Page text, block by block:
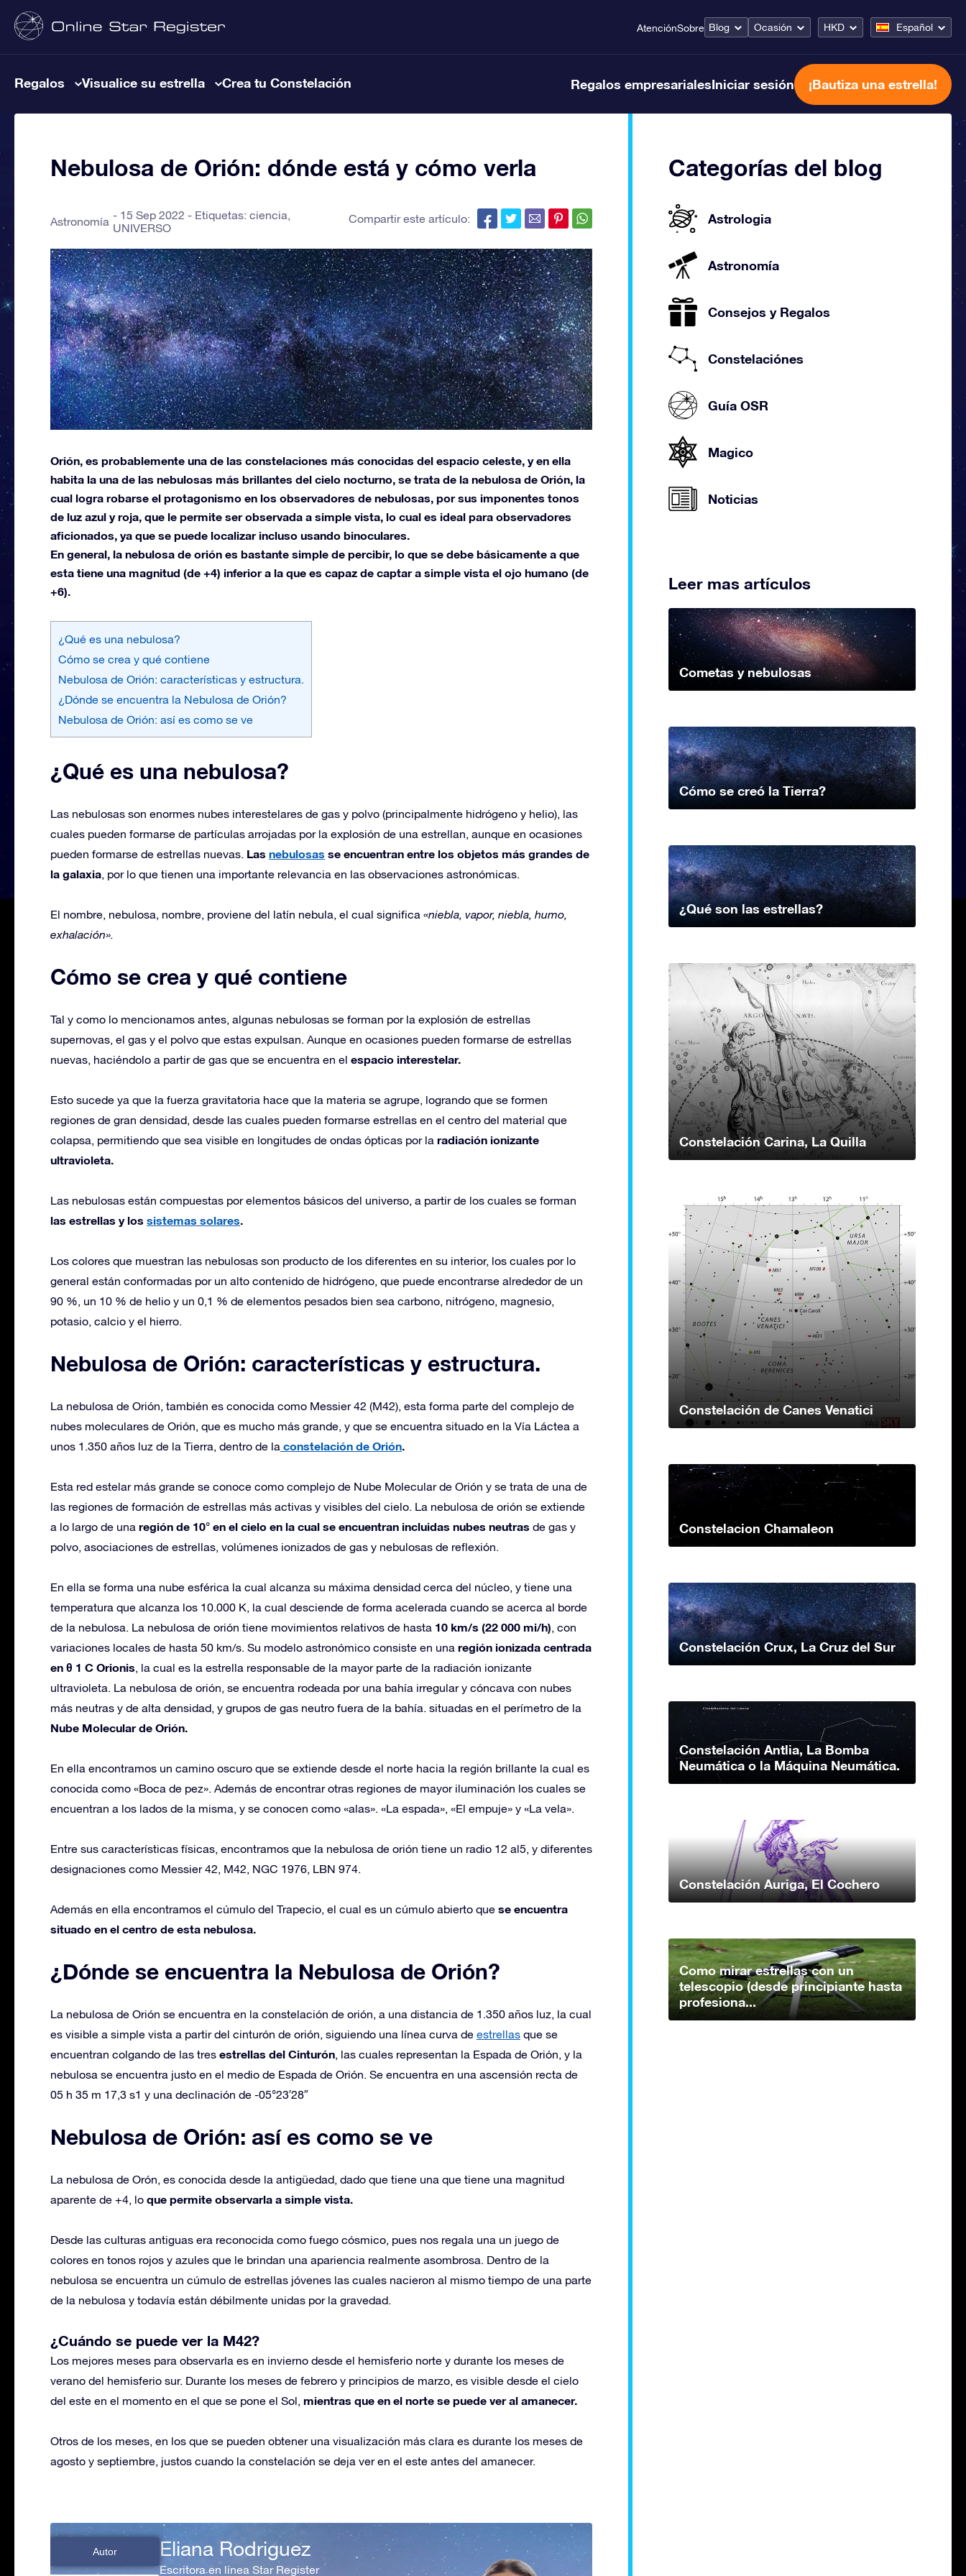
AtenciónSobre Blog Ocasión HKD Español
Regalos Visualice su estrella Crea tu Constelación Regalos empresarialesIniciar sesión ¡Bautiza una estrella!
Nebulosa de Orión: dónde está y cómo verla
Astronomía 15 Sep 2022 - Etiquetas: ciencia,
UNIVERSO
Compartir este artículo:
Orión, es probablemente una de las constelaciones más conocidas del espacio celeste, y en ella
habita la una de las nebulosas más brillantes del cielo nocturno, se trata de la nebulosa de Orión, la
cual logra robarse el protagonismo en los observadores de nebulosas, por sus imponentes tonos
de luz azul y roja, que le permite ser observada a simple vista, lo cual es ideal para observadores
aficionados, ya que se puede localizar incluso usando binoculares.
En general, la nebulosa de orión es bastante simple de percibir, lo que se debe básicamente a que
esta tiene una magnitud (de +4) inferior a la que es capaz de captar a simple vista el ojo humano (de
+6).
¿Qué es una nebulosa?
Cómo se crea y qué contiene
Nebulosa de Orión: características y estructura.
¿Dónde se encuentra la Nebulosa de Orión?
Nebulosa de Orión: así es como se ve
¿Qué es una nebulosa?
Las nebulosas son enormes nubes interestelares de gas y polvo (principalmente hidrógeno y helio), las
cuales pueden formarse de partículas arrojadas por la explosión de una estrellan, aunque en ocasiones
pueden formarse de estrellas nuevas. Las nebulosas se encuentran entre los objetos más grandes de
la galaxia, por lo que tienen una importante relevancia en las observaciones astronómicas.
El nombre, nebulosa, nombre, proviene del latín nebula, el cual significa «niebla, vapor, niebla, humo,
exhalación».
Cómo se crea y qué contiene
Tal y como lo mencionamos antes, algunas nebulosas se forman por la explosión de estrellas
supernovas, el gas y el polvo que estas expulsan. Aunque en ocasiones pueden formarse de estrellas
nuevas, haciéndolo a partir de gas que se encuentra en el espacio interestelar.
Esto sucede ya que la fuerza gravitatoria hace que la materia se agrupe, logrando que se formen
regiones de gran densidad, desde las cuales pueden formarse estrellas en el centro del material que
colapsa, permitiendo que sea visible en longitudes de ondas ópticas por la radiación ionizante
ultravioleta.
Las nebulosas están compuestas por elementos básicos del universo, a partir de los cuales se forman
las estrellas y los sistemas solares.
Los colores que muestran las nebulosas son producto de los diferentes en su interior, los cuales por lo
general están conformadas por un alto contenido de hidrógeno, que puede encontrarse alrededor de un
90 %, un 10 % de helio y un 0,1 % de elementos pesados ​​bien sea carbono, nitrógeno, magnesio,
potasio, calcio y el hierro.
Nebulosa de Orión: características y estructura.
La nebulosa de Orión, también es conocida como Messier 42 (M42), esta forma parte del complejo de
nubes moleculares de Orión, que es mucho más grande, y que se encuentra situado en la Vía Láctea a
unos 1.350 años luz de la Tierra, dentro de la constelación de Orión.
Esta red estelar más grande se conoce como complejo de Nube Molecular de Orión y se trata de una de
las regiones de formación de estrellas más activas y visibles del cielo. La nebulosa de orión se extiende
a lo largo de una región de 10° en el cielo en la cual se encuentran incluidas nubes neutras de gas y
polvo, asociaciones de estrellas, volúmenes ionizados de gas y nebulosas de reflexión.
En ella se forma una nube esférica la cual alcanza su máxima densidad cerca del núcleo, y tiene una
temperatura que alcanza los 10.000 K, la cual desciende de forma acelerada cuando se acerca al borde
de la nebulosa. La nebulosa de orión tiene movimientos relativos de hasta 10 km/s (22 000 mi/h), con
variaciones locales de hasta 50 km/s. Su modelo astronómico consiste en una región ionizada centrada
en θ 1 C Orionis, la cual es la estrella responsable de la mayor parte de la radiación ionizante
ultravioleta. La nebulosa de orión, se encuentra rodeada por una bahía irregular y cóncava con nubes
más neutras y de alta densidad, y grupos de gas neutro fuera de la bahía. situadas en el perímetro de la
Nube Molecular de Orión.
En ella encontramos un camino oscuro que se extiende desde el norte hacia la región brillante la cual es
conocida como «Boca de pez». Además de encontrar otras regiones de mayor iluminación los cuales se
encuentran a los lados de la misma, y se conocen como «alas». «La espada», «El empuje» y «La vela».
Entre sus características físicas, encontramos que la nebulosa de orión tiene un radio 12 al5​, y diferentes
designaciones como Messier 42, M42, NGC 1976, LBN 974.
Además en ella encontramos el cúmulo del Trapecio, el cual es un cúmulo abierto que se encuentra
situado en el centro de esta nebulosa.
¿Dónde se encuentra la Nebulosa de Orión?
La nebulosa de Orión se encuentra en la constelación de orión, a una distancia de 1.350 años luz, la cual
es visible a simple vista a partir del cinturón de orión, siguiendo una línea curva de estrellas que se
encuentran colgando de las tres estrellas del Cinturón, las cuales representan la Espada de Orión, y la
nebulosa se encuentra justo en el medio de Espada de Orión. Se encuentra en una ascensión recta de
05 h 35 m 17,3 s1​ y una declinación de -05°23′28″
Nebulosa de Orión: así es como se ve
La nebulosa de Orón, es conocida desde la antigüedad, dado que tiene una que tiene una magnitud
aparente de +4, lo que permite observarla a simple vista.
Desde las culturas antiguas era reconocida como fuego cósmico, pues nos regala una un juego de
colores en tonos rojos y azules que le brindan una apariencia realmente asombrosa. Dentro de la
nebulosa se encuentra un cúmulo de estrellas jóvenes las cuales nacieron al mismo tiempo de una parte
de la nebulosa y todavía están débilmente unidas por la gravedad.
¿Cuándo se puede ver la M42?
Los mejores meses para observarla es en invierno desde el hemisferio norte y durante los meses de
verano del hemisferio sur. Durante los meses de febrero y principios de marzo, es visible desde el cielo
del este en el momento en el que se pone el Sol, mientras que en el norte se puede ver al amanecer.
Otros de los meses, en los que se pueden obtener una visualización más clara es durante los meses de
agosto y septiembre, justos cuando la constelación se deja ver en el este antes del amanecer.
Autor Eliana Rodriguez
Escritora en línea Star Register
Categorías del blog
Astrologia
Astronomía
Consejos y Regalos
Constelaciónes
Guía OSR
Magico
Noticias
Leer mas artículos
Cometas y nebulosas
Cómo se creó la Tierra?
¿Qué son las estrellas?
Constelación Carina, La Quilla
Constelación de Canes Venatici
Constelacion Chamaleon
Constelación Crux, La Cruz del Sur
Constelación Antlia, La Bomba
Neumática o la Máquina Neumática.
Constelación Auriga, El Cochero
Como mirar estrellas con un
telescopio (desde principiante hasta
profesiona...